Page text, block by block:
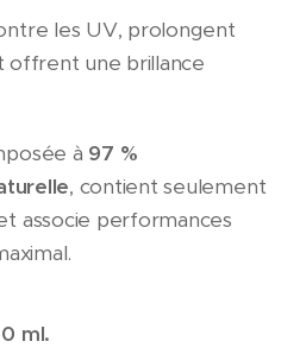
les UV, prolongent
offrent une brillance
à 97 %
, contient seulement
associe performances
ml.